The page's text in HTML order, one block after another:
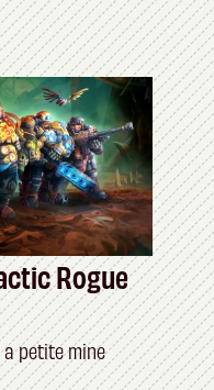
Rogue
petite mine